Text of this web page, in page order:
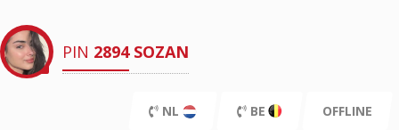
PIN 2894 SOZAN
NL BE OFFLINE